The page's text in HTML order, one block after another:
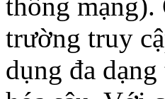
trường truy
dụng đa